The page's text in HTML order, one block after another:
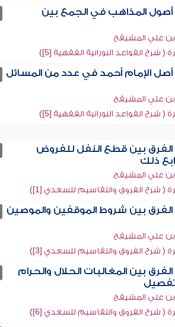
أصول المذاهب في الجمع بين
بن علي المشيقح
القواعد النورانية الفقهية [5])
أصل الإمام أحمد في عدد من المسائل
بن علي المشيقح
القواعد النورانية الفقهية [5])
الفرق بين قطع النفل للفروض
ذلك
بن علي المشيقح
( شرح الفروق والتقاسيم للسعدي [1])
الفرق بين شروط الموقفين والموصين
بن علي المشيقح
( شرح الفروق والتقاسيم للسعدي [3])
الفرق بين المغالبات الحلال والحرام
تفصيل
بن علي المشيقح
( شرح الفروق والتقاسيم للسعدي [6])